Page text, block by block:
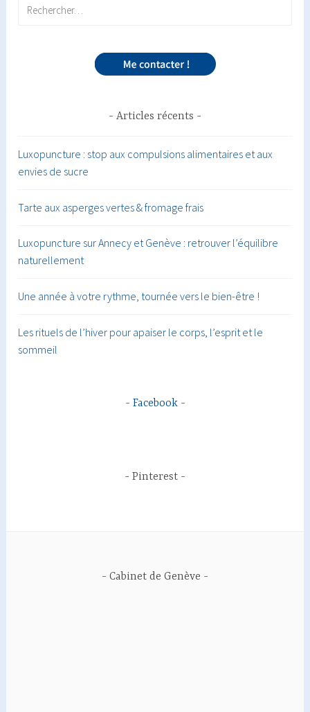
Articles récents
Luxopuncture : stop aux compulsions alimentaires et aux
envies de sucre
Tarte aux asperges vertes & fromage frais
Luxopuncture sur Annecy et Genève : retrouver l’équilibre
naturellement
Une année à votre rythme, tournée vers le bien-être !
Les rituels de l’hiver pour apaiser le corps, l’esprit et le
sommeil
Facebook
Pinterest
Cabinet de Genève